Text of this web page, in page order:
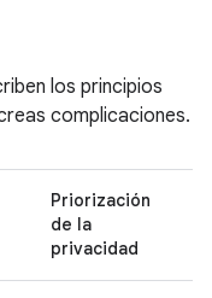
los principios
complicaciones.
Priorización
de la
privacidad